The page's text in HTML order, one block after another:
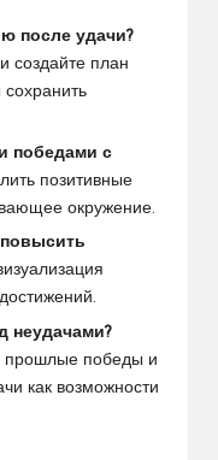
после удачи?
создайте план
победами с
позитивные
окружение.
повысить
неудачами?
прошлые победы и
как возможности